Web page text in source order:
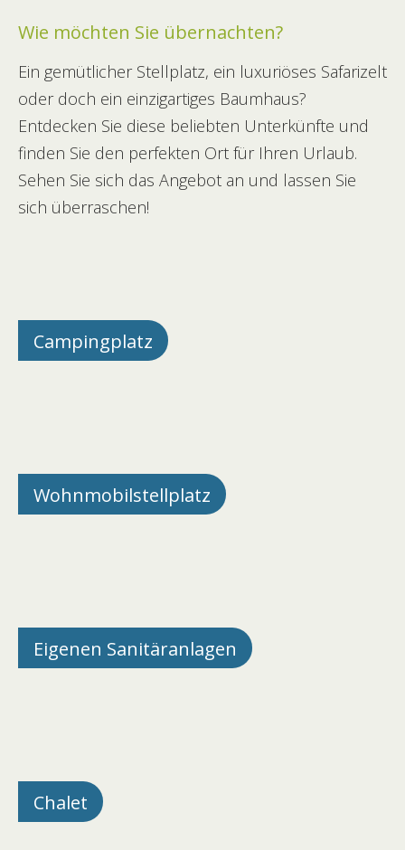
Wie möchten Sie übernachten?
Ein gemütlicher Stellplatz, ein luxuriöses Safarizelt
oder doch ein einzigartiges Baumhaus?
Entdecken Sie diese beliebten Unterkünfte und
finden Sie den perfekten Ort für Ihren Urlaub.
Sehen Sie sich das Angebot an und lassen Sie
sich überraschen!
Campingplatz
Wohnmobilstellplatz
Eigenen Sanitäranlagen
Chalet